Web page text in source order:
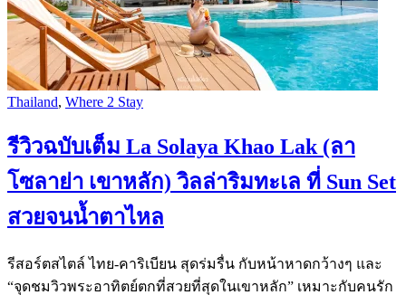
Thailand, Where 2 Stay
รีวิวฉบับเต็ม La Solaya Khao Lak (ลา
โซลาย่า เขาหลัก) วิลล่าริมทะเล ที่ Sun Set
สวยจนน้ำตาไหล
รีสอร์ตสไตล์ ไทย-คาริเบียน สุดร่มรื่น กับหน้าหาดกว้างๆ และ
“จุดชมวิวพระอาทิตย์ตกที่สวยที่สุดในเขาหลัก” เหมาะกับคนรัก